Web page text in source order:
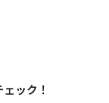
ック！